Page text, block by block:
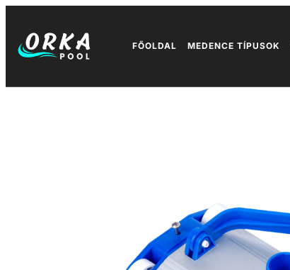
FŐOLDAL MEDENCE TÍPUSOK